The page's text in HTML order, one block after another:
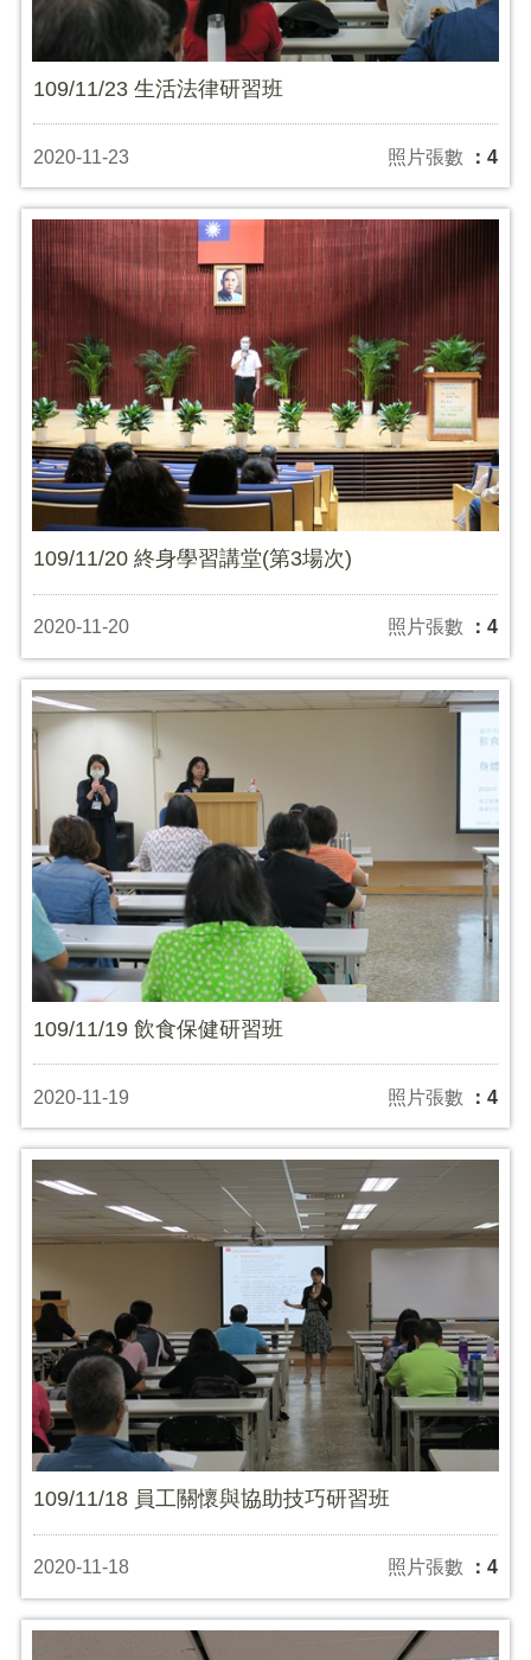
109/11/23 生活法律研習班
2020-11-23 照片張數 ：4
109/11/20 終身學習講堂(第3場次)
2020-11-20 照片張數 ：4
109/11/19 飲食保健研習班
2020-11-19 照片張數 ：4
109/11/18 員工關懷與協助技巧研習班
2020-11-18 照片張數 ：4